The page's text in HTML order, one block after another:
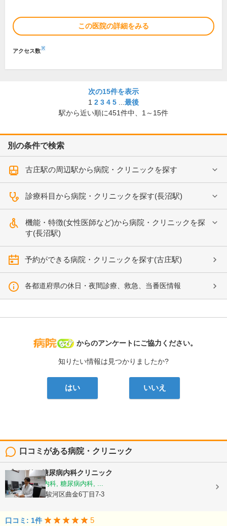
この医院の詳細をみる
アクセス数※
次の15件を表示
1 2 3 4 5
最後
駅から近い順に451件中、 1～15件
別の条件で検索
古庄駅の周辺駅から病院・クリニックを探す
診療科目から病院・クリニックを探す(長沼駅)
機能・特徴(女性医師など)から病院・クリニックを探
す(長沼駅)
予約ができる病院・クリニックを探す(古庄駅)
各都道府県の休日・夜間診療、救急、当番医情報
病院なび
からのアンケートにご協力ください。
知りたい情報は見つかりましたか?
はい いいえ
口コミがある病院・クリニック
プルメリア糖尿病内科クリニック
内科, 内分泌内科, 糖尿病内科, ...
静岡県静岡市駿河区曲金6丁目7-3
口コミ: 1件 5